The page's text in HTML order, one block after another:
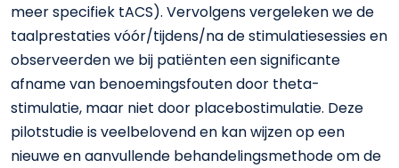
meer specifiek tACS). Vervolgens vergeleken we de
taalprestaties vóór/tijdens/na de stimulatiesessies en
observeerden we bij patiënten een significante
afname van benoemingsfouten door theta-
stimulatie, maar niet door placebostimulatie. Deze
pilotstudie is veelbelovend en kan wijzen op een
nieuwe en aanvullende behandelingsmethode om de